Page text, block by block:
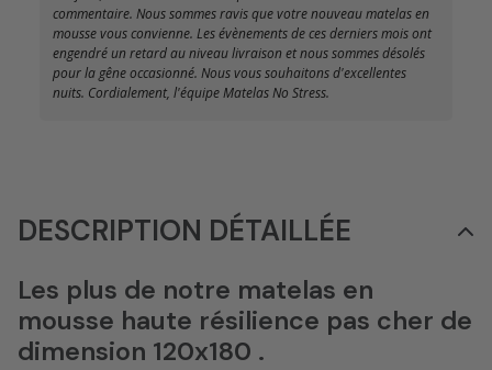
commentaire. Nous sommes ravis que votre nouveau matelas en
mousse vous convienne. Les évènements de ces derniers mois ont
engendré un retard au niveau livraison et nous sommes désolés
pour la gêne occasionné. Nous vous souhaitons d'excellentes
nuits. Cordialement, l'équipe Matelas No Stress.
DESCRIPTION DÉTAILLÉE
Les plus de notre matelas en
mousse haute résilience pas cher de
dimension 120x180 .